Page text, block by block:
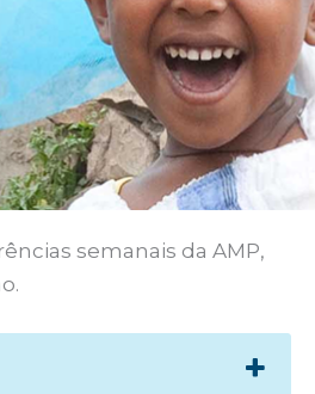
semanais da AMP,